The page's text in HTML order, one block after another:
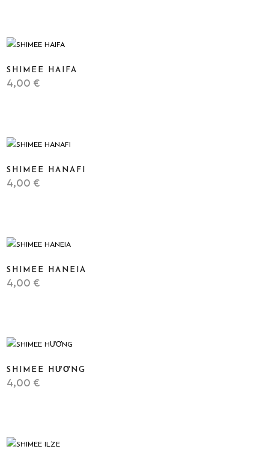
SHIMEE HAIFA
4,00 €
SHIMEE HANAFI
4,00 €
SHIMEE HANEIA
4,00 €
SHIMEE HƯƠNG
4,00 €